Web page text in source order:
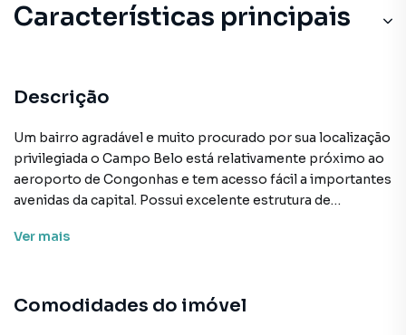
Características principais
Descrição
Um bairro agradável e muito procurado por sua localização
privilegiada o Campo Belo está relativamente próximo ao
aeroporto de Congonhas e tem acesso fácil a importantes
avenidas da capital. Possui excelente estrutura de
imóvel sujeitos a alteração sem aviso prévio.
• Academia
Ver mais
Comodidades do imóvel